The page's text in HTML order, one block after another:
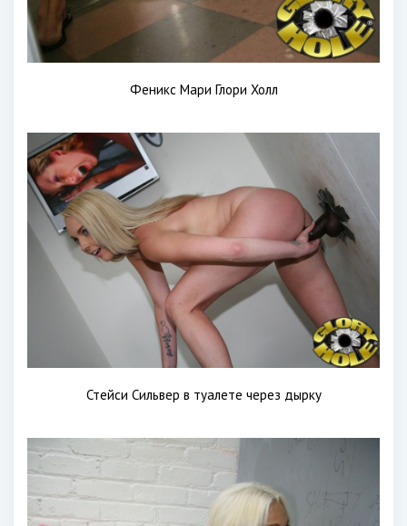
Феникс Мари Глори Холл
Стейси Сильвер в туалете через дырку